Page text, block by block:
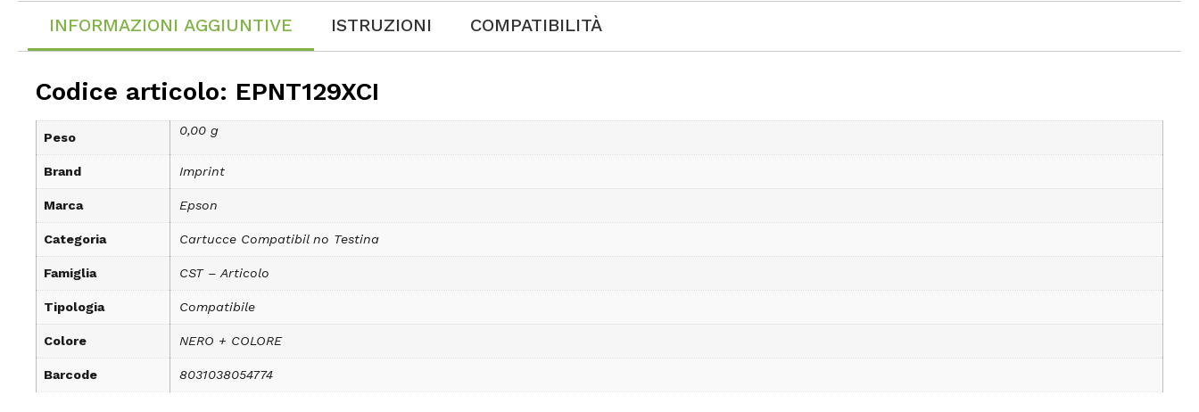
INFORMAZIONI AGGIUNTIVE ISTRUZIONI COMPATIBILITÀ
Codice articolo: EPNT129XCI
Peso 0,00 g
Brand Imprint
Marca Epson
Categoria Cartucce Compatibil no Testina
Famiglia CST – Articolo
Tipologia Compatibile
Colore NERO + COLORE
Barcode 8031038054774